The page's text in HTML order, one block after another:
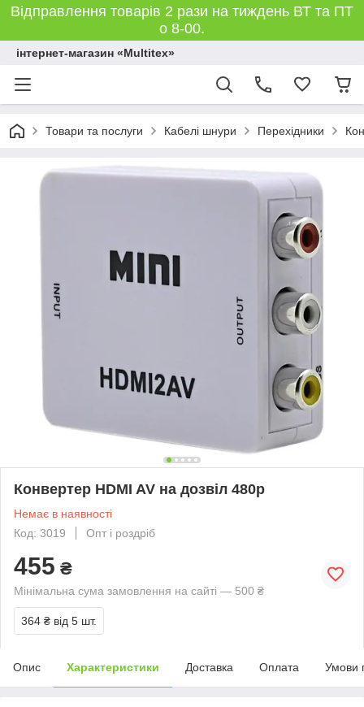
Відправлення товарів 2 рази на тиждень ВТ та ПТ
о 8-00.
інтернет-магазин «Multitex»
Товари та послуги Кабелі шнури Перехідники
Конвертер HDMI AV на дозвіл 480p
Немає в наявності
Код: 3019
Опт і роздріб
455 ₴
Мінімальна сума замовлення на сайті — 500 ₴
364 ₴ від 5 шт.
Опис Характеристики Доставка Оплата Умови